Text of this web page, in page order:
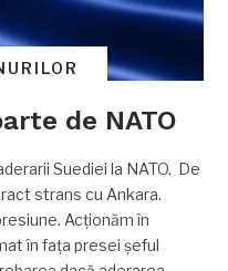
de NATO
Suediei la NATO. De
strans cu Ankara.
Acţionăm în
în faţa presei şeful